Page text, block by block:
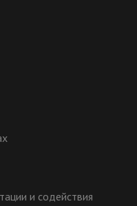
WoS - 1
Патенты/РИД - 0
и содействия